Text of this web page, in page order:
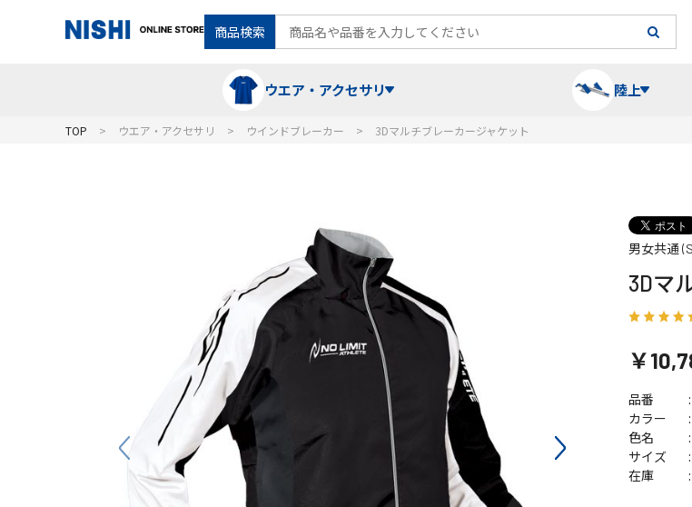
商品検索
ウエア・アクセサリ
ランニングシャツ・パンツ レーシングシャツ・タイツ
スウェット
コート
キーホルダー
アクセサリ
陸上
グラウンド用品 消耗品・スペアパーツ
フォーム・動きづくり
メディシンボール
TOP ウエア・アクセサリ ウインドブレーカー 3Dマルチブレーカージャケット
男女共通
3Dマ
￥
品番
サイズ
カラー
在庫
色名